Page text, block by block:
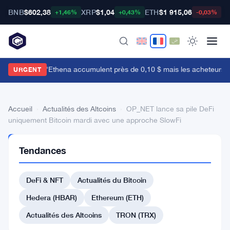
BNB$602,38 +1,46% XRP$1,04 +0,43% ETH$1 915,06 -0,03%
URGENT
baleines d'Ethena accumulent près de 0,10 $ mais les acheteurs
Accueil Actualités des Altcoins
OP_NET lance sa pile DeFi
uniquement Bitcoin mardi avec une approche SlowFi
DES
ALTCOINS
OP_NET
lance
Tendances
DeFi & NFT
Actualités du Bitcoin
Hedera (HBAR)
Ethereum (ETH)
Actualités des Altcoins
TRON (TRX)